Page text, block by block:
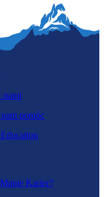
Karier?
nami
pomóc